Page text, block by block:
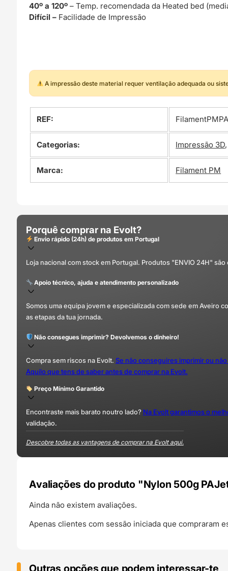
40º a 120º– Temp. recomendada da Heated bed
Difícil – Facilidade de Impressão
A impressão deste material requer ventilação adequada ou
REF:
Categorias: Impressão 3D
Marca: Filament PM
Porquê comprar na Evolt?
Envio rápido (24h) de produtos em Portugal
Loja nacional com stock em Portugal. Produtos "ENVIO 24H"
Apoio técnico, ajuda e atendimento personalizado
Somos uma equipa jovem e especializada com sede em Aveiro
as etapas da tua jornada.
Não consegues imprimir? Devolvemos o dinheiro!
Compra sem riscos na Evolt. Se não conseguires imprimir ou
Aquilo que tens de saber antes de comprar na Evolt.
Preço Mínimo Garantido
Encontraste mais barato noutro lado? Na Evolt garantimos o
validação.
Descobre todas as vantagens de comprar na Evolt aqui.
Avaliações do produto "Nylon 500g
Ainda não existem avaliações.
Apenas clientes com sessão iniciada que compraram
Outras opções que podem interessar-te